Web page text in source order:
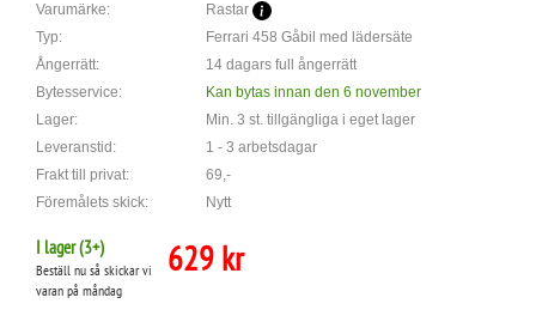
Varumärke:
Rastar
Typ:
Ferrari 458 Gåbil med lädersäte
Ångerrätt:
14 dagars full ångerrätt
Bytesservice:
Kan bytas innan den 6 november
Lager:
Min. 3 st. tillgängliga i eget lager
Leveranstid:
1 - 3 arbetsdagar
Frakt till privat:
69,-
Föremålets skick:
Nytt
I lager (3+)
Beställ nu så skickar vi
varan på måndag
629 kr